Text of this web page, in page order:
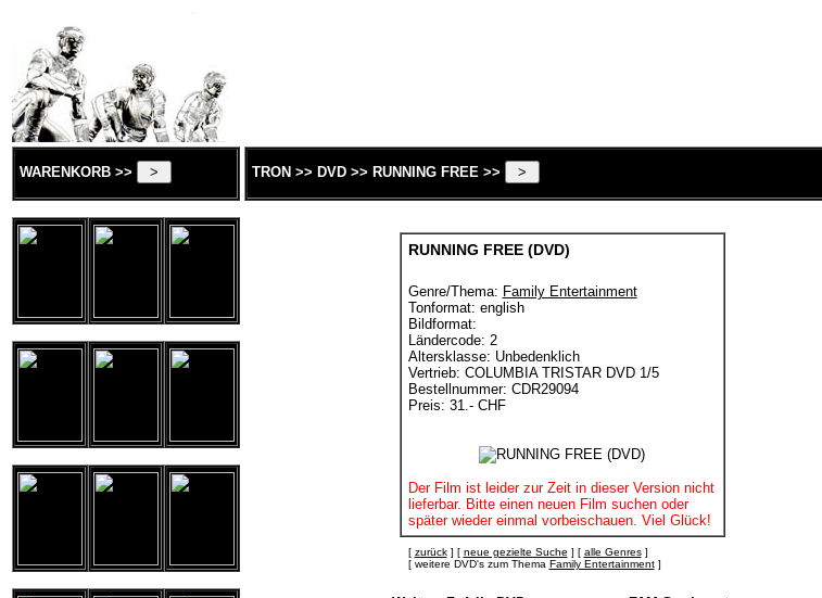
WARENKORB >> TRON >> DVD >> RUNNING FREE >>
RUNNING FREE (DVD)
Genre/Thema: Family Entertainment
Tonformat: english
Bildformat:
Ländercode: 2
Altersklasse: Unbedenklich
Vertrieb: COLUMBIA TRISTAR DVD 1/5
Bestellnummer: CDR29094
Preis: 31.- CHF
Der Film ist leider zur Zeit in dieser Version nicht
lieferbar. Bitte einen neuen Film suchen oder
später wieder einmal vorbeischauen. Viel Glück!
[ zurück] [ neue gezielte Suche ] [ alle Genres]
[ weitere DVD's zum Thema Family Entertainment]